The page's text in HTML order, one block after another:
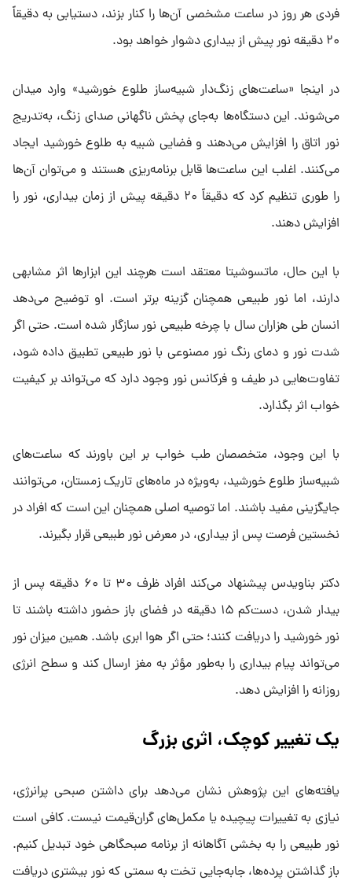
فردی هر روز در ساعت مشخصی آن‌ها را کنار بزند، دستیابی به دقیقاً
۲۰ دقیقه نور پیش از بیداری دشوار خواهد بود.
در اینجا «ساعت‌های زنگ‌دار شبیه‌ساز طلوع خورشید» وارد میدان
می‌شوند. این دستگاه‌ها به‌جای پخش ناگهانی صدای زنگ، به‌تدریج
نور اتاق را افزایش می‌دهند و فضایی شبیه به طلوع خورشید ایجاد
می‌کنند. اغلب این ساعت‌ها قابل برنامه‌ریزی هستند و می‌توان آن‌ها
را طوری تنظیم کرد که دقیقاً ۲۰ دقیقه پیش از زمان بیداری، نور را
افزایش دهند.
با این حال، ماتسوشیتا معتقد است هرچند این ابزارها اثر مشابهی
دارند، اما نور طبیعی همچنان گزینه برتر است. او توضیح می‌دهد
انسان طی هزاران سال با چرخه طبیعی نور سازگار شده است. حتی اگر
شدت نور و دمای رنگ نور مصنوعی با نور طبیعی تطبیق داده شود،
تفاوت‌هایی در طیف و فرکانس نور وجود دارد که می‌تواند بر کیفیت
خواب اثر بگذارد.
با این وجود، متخصصان طب خواب بر این باورند که ساعت‌های
شبیه‌ساز طلوع خورشید، به‌ویژه در ماه‌های تاریک زمستان، می‌توانند
جایگزینی مفید باشند. اما توصیه اصلی همچنان این است که افراد در
نخستین فرصت پس از بیداری، در معرض نور طبیعی قرار بگیرند.
دکتر بناویدس پیشنهاد می‌کند افراد ظرف ۳۰ تا ۶۰ دقیقه پس از
بیدار شدن، دست‌کم ۱۵ دقیقه در فضای باز حضور داشته باشند تا
نور خورشید را دریافت کنند؛ حتی اگر هوا ابری باشد. همین میزان نور
می‌تواند پیام بیداری را به‌طور مؤثر به مغز ارسال کند و سطح انرژی
روزانه را افزایش دهد.
یک تغییر کوچک، اثری بزرگ
یافته‌های این پژوهش نشان می‌دهد برای داشتن صبحی پرانرژی،
نیازی به تغییرات پیچیده یا مکمل‌های گران‌قیمت نیست. کافی است
نور طبیعی را به بخشی آگاهانه از برنامه صبحگاهی خود تبدیل کنیم.
باز گذاشتن پرده‌ها، جابه‌جایی تخت به سمتی که نور بیشتری دریافت